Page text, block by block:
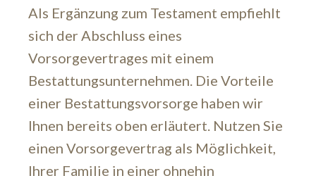
Als Ergänzung zum Testament empfiehlt
sich der Abschluss eines
Vorsorgevertrages mit einem
Bestattungsunternehmen. Die Vorteile
einer Bestattungsvorsorge haben wir
Ihnen bereits oben erläutert. Nutzen Sie
einen Vorsorgevertrag als Möglichkeit,
Ihrer Familie in einer ohnehin